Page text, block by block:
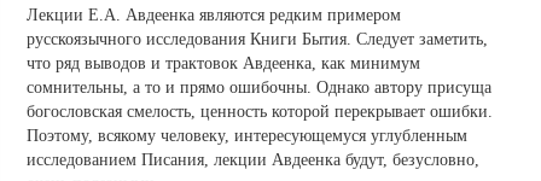
Лекции Е.А. Авдеенка являются редким примером
русскоязычного исследования Книги Бытия. Следует заметить,
что ряд выводов и трактовок Авдеенка, как минимум
сомнительны, а то и прямо ошибочны. Однако автору присуща
богословская смелость, ценность которой перекрывает ошибки.
Поэтому, всякому человеку, интересующемуся углубленным
исследованием Писания, лекции Авдеенка будут, безусловно,